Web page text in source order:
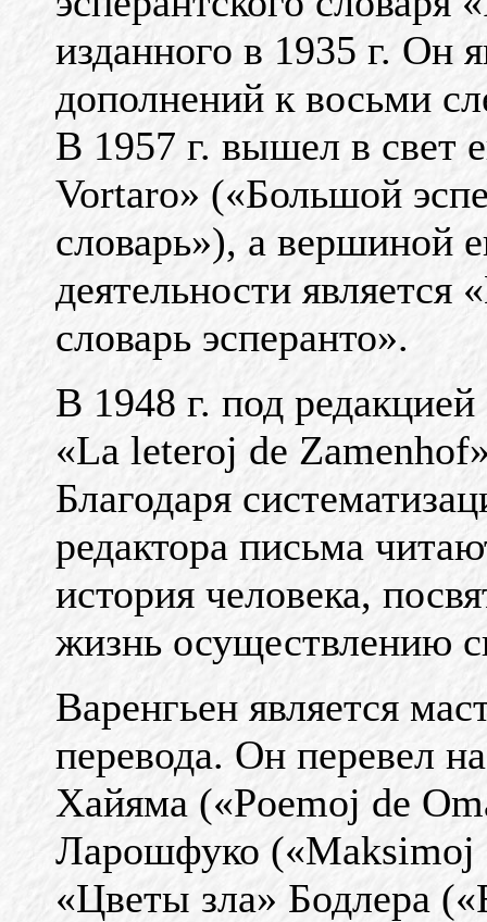
изданного в 1935 г. Он
дополнений к восьми
В 1957 г. вышел в свет
Vortaro» («Большой
словарь»), а вершиной
деятельности
словарь эсперанто».
В 1948 г. под
«La leteroj de
Благодаря
редактора письма
история человека,
жизнь осуществлению
Варенгьен является
перевода. Он перевел
Хайяма («Poemoj de
Ларошфуко («Maksimoj
«Цветы зла» Бодлера